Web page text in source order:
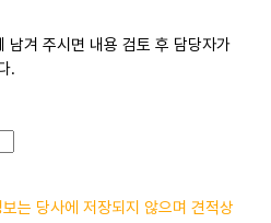
남겨 주시면 내용 검토 후 담당자가
.
는 당사에 저장되지 않으며 견적상